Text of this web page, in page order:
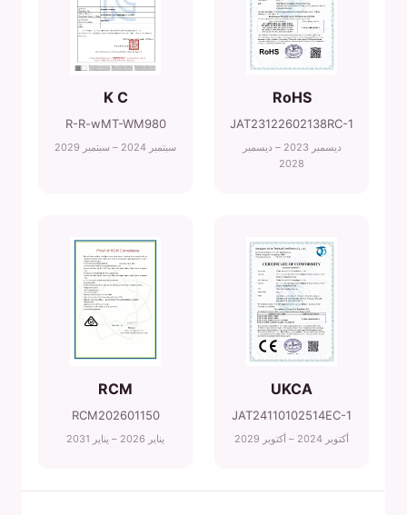
RoHS
JAT23122602138RC-1
ديسمبر 2023 – ديسمبر
2028
K C
R-R-wMT-WM980
سبتمبر 2024 – سبتمبر 2029
UKCA
JAT24110102514EC-1
أكتوبر 2024 – أكتوبر 2029
RCM
RCM202601150
يناير 2026 – يناير 2031